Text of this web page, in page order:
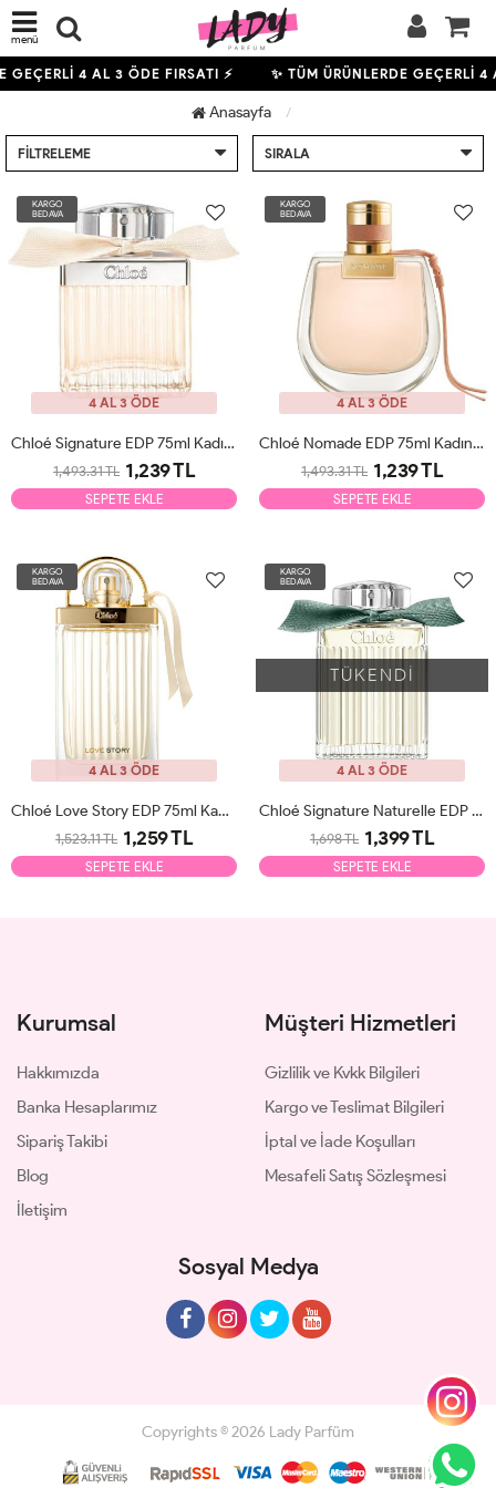
menü
GEÇERLİ 4 AL 3 ÖDE FIRSATI ⚡ ✨ TÜM ÜRÜNLERDE GEÇERLİ 4
Anasayfa
FILTRELEME SIRALA
KARGO
BEDAVA
4 AL 3 ÖDE
Chloé Signature EDP 75ml Kadın Parfüm Tester
1,493.31 TL 1,239 TL
SEPETE EKLE
KARGO
BEDAVA
4 AL 3 ÖDE
Chloé Nomade EDP 75ml Kadın Parfüm Tester
1,493.31 TL 1,239 TL
SEPETE EKLE
KARGO
BEDAVA
4 AL 3 ÖDE
Chloé Love Story EDP 75ml Kadın Parfüm Tester
1,523.11 TL 1,259 TL
SEPETE EKLE
KARGO
BEDAVA
4 AL 3 ÖDE
TÜKENDİ
Chloé Signature Naturelle EDP 100ml Kadın Parfüm Tester
1,698 TL 1,399 TL
SEPETE EKLE
Kurumsal
Hakkımızda
Banka Hesaplarımız
Sipariş Takibi
Blog
İletişim
Müşteri Hizmetleri
Gizlilik ve Kvkk Bilgileri
Kargo ve Teslimat Bilgileri
İptal ve İade Koşulları
Mesafeli Satış Sözleşmesi
Sosyal Medya
Copyrights © 2026 Lady Parfüm